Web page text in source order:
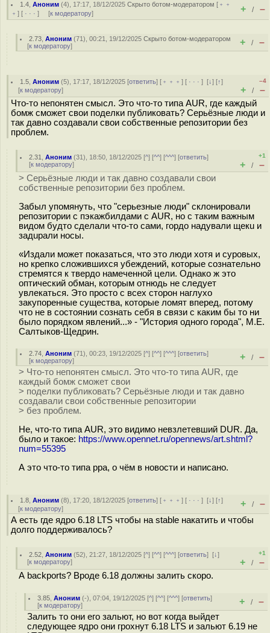
1.4 ,Аноним (4), 17:17, 18/12/2025Скрыто ботом-модератором [ ﹢﹢
﹢ ] [ · · · ] [к модератору] + / –
2.73 ,Аноним (71), 00:21, 19/12/2025Скрыто ботом-модератором
[к модератору] + / –
1.5 ,Аноним (5), 17:17, 18/12/2025 [ответить] [ ﹢﹢﹢] [ · · ·][↓] [↑]
[к модератору]
–4
+ / –
Что-то непонятен смысл. Это что-то типа AUR, где каждый
бомж сможет свои поделки публиковать? Серьёзные люди и
так давно создавали свои собственные репозитории без
проблем.
2.31 ,Аноним (31), 18:50, 18/12/2025 [^] [^^] [^^^] [ответить]
[к модератору]
+1
+ / –
> Серьёзные люди и так давно создавали свои
собственные репозитории без проблем.
Забыл упомянуть, что "серьезные люди" склонировали
репозитории с пэкажбилдами с AUR, но с таким важным
видом будто сделали что-то сами, гордо нaдyвали щeкu и
зaдuрали нocы.
«Издали может показаться, что это люди хотя и суровых,
но крепко сложившихся убеждений, которые сознательно
стремятся к твердо намеченной цели. Однако ж это
оптический обман, которым отнюдь не следует
увлекаться. Это просто с всех сторон наглухо
закупоренные существа, которые ломят вперед, потому
что не в состоянии сознать себя в связи с каким бы то ни
было порядком явлений...» - "История одного города", М.Е.
Салтыков-Щедрин.
2.74 ,Аноним (71), 00:23, 19/12/2025 [^] [^^] [^^^] [ответить]
[к модератору] + / –
> Что-то непонятен смысл. Это что-то типа AUR, где
каждый бомж сможет свои
> поделки публиковать? Серьёзные люди и так давно
создавали свои собственные репозитории
> без проблем.
Не, что-то типа AUR, это видимо невзлетевший DUR. Да,
было и такое: https://www.opennet.ru/opennews/art.shtml?
num=55395
А это что-то типа ppa, о чём в новости и написано.
1.8 ,Аноним (8), 17:20, 18/12/2025 [ответить] [ ﹢﹢﹢] [ · · ·][↓] [↑]
[к модератору] + / –
А есть где ядро 6.18 LTS чтобы на stable накатить и чтобы
долго поддерживалось?
2.52 ,Аноним (52), 21:27, 18/12/2025 [^] [^^] [^^^] [ответить][↓]
[к модератору]
+1
+ / –
А backports? Вроде 6.18 должны залить скоро.
3.85 ,Аноним (-), 07:04, 19/12/2025 [^] [^^] [^^^] [ответить]
[к модератору] + / –
Залить то они его зальют, но вот когда выйдет
следующее ядро они грохнут 6.18 LTS и зальют 6.19 не